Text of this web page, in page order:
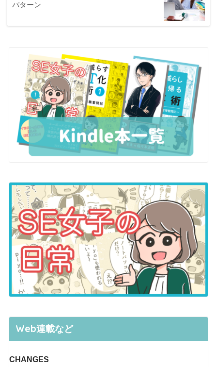
パターン
Web連載など
CHANGES